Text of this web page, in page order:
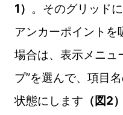
1） 。そのグリッド
アンカーポイントを
場合は、表示メニュ
プ”を選んで、項目
状態にします （図2）